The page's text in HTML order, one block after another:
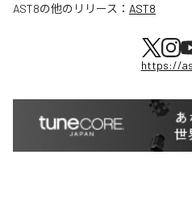
AST8の他のリリース： AST8
https://